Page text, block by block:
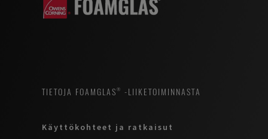
TIETOJA FOAMGLAS® -LIIKETOIMINNASTA
Käyttökohteet ja ratkaisut